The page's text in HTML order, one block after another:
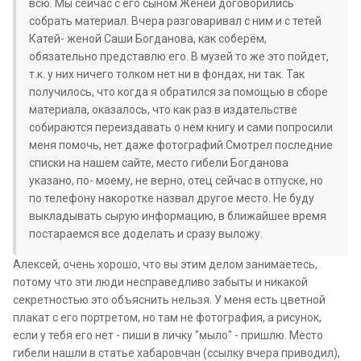
всю. Мы сейчас с его сыном Женей договорились
собрать материал. Вчера разговаривал с ним и с тетей
Катей- женой Саши Богданова, как соберём,
обязательно представлю его. В музей то же это пойдет,
т.к. у них ничего толком нет ни в фондах, ни так. Так
получилось, что когда я обратился за помощью в сборе
материала, оказалось, что как раз в издательстве
собираются переиздавать о нем книгу и сами попросили
меня помочь, нет даже фотографий.Смотрел последние
списки на нашем сайте, место гибели Богданова
указано, по- моему, не верно, отец сейчас в отпуске, но
по телефону накоротке назвал другое место. Не буду
выкладывать сырую информацию, в ближайшее время
постараемся все доделать и сразу выложу.
Алексей, очень хорошо, что вы этим делом занимаетесь,
потому что эти люди несправедливо забыты и никакой
секретностью это объяснить нельзя. У меня есть цветной
плакат с его портретом, но там не фотография, а рисунок,
если у тебя его нет - пиши в личку "мыло" - пришлю. Место
гибели нашли в статье хабаровчан (ссылку вчера приводил),